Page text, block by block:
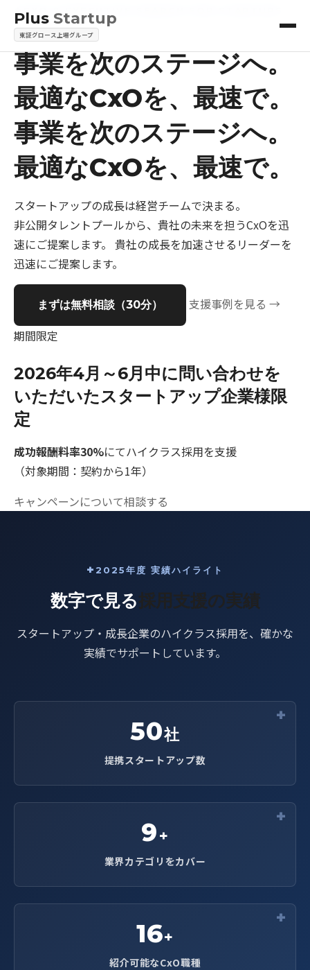
Plus Startup
東証グロース上場グループ
CXO & EXECUTIVE SEARCH FOR STARTUPS
事業を次のステージへ。
最適なCxOを、最速で。
事業を次のステージへ。
最適なCxOを、最速で。
スタートアップの成長は経営チームで決まる。
非公開タレントプールから、貴社の未来を担うCxOを迅
速にご提案します。 貴社の成長を加速させるリーダーを
迅速にご提案します。
まずは無料相談（30分）
支援事例を見る →
期間限定
2026年4月～6月中に問い合わせを
いただいたスタートアップ企業様限
定
成功報酬料率30%にてハイクラス採用を支援
（対象期間：契約から1年）
キャンペーンについて相談する
2025年度 実績ハイライト
数字で見る採用支援の実績
スタートアップ・成長企業のハイクラス採用を、確かな
実績でサポートしています。
50社
提携スタートアップ数
9+
業界カテゴリをカバー
16+
紹介可能なCxO職種